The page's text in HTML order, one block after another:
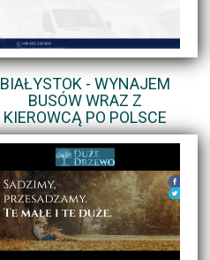
BIAŁYSTOK - WYNAJEM
BUSÓW WRAZ Z
KIEROWCĄ PO POLSCE